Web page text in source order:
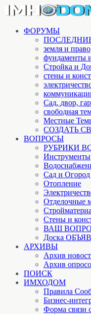
ФОРУМЫ
земля и право
фундаменты
Стройка и
стены и
Cад, двор,
свободная
Местные
СОЗДАТЬ
ВОПРОСЫ
РУБРИКИ
Инструменты
Сад и Огород
Отопление
Отделочные
Стены и
ВАШ
Доска
АРХИВЫ
Архив
Архив
ПОИСК
ИМХОДОМ
Правила
Бизнес-
Форма связи